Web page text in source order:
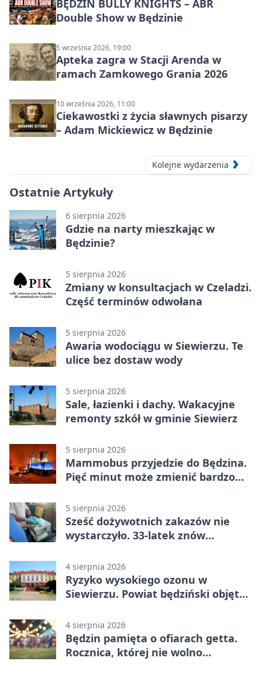
BĘDZIN BULLY KNIGHTS – ABR
Double Show w Będzinie
5 września 2026, 19:00
Apteka zagra w Stacji Arenda w
ramach Zamkowego Grania 2026
10 września 2026, 11:00
Ciekawostki z życia sławnych pisarzy
– Adam Mickiewicz w Będzinie
Kolejne wydarzenia
Ostatnie Artykuły
6 sierpnia 2026
Gdzie na narty mieszkając w
Będzinie?
5 sierpnia 2026
Zmiany w konsultacjach w Czeladzi.
Część terminów odwołana
5 sierpnia 2026
Awaria wodociągu w Siewierzu. Te
ulice bez dostaw wody
5 sierpnia 2026
Sale, łazienki i dachy. Wakacyjne
remonty szkół w gminie Siewierz
5 sierpnia 2026
Mammobus przyjedzie do Będzina.
Pięć minut może zmienić bardzo
5 sierpnia 2026
Sześć dożywotnich zakazów nie
wystarczyło. 33-latek znów
4 sierpnia 2026
Ryzyko wysokiego ozonu w
Siewierzu. Powiat będziński objęty
4 sierpnia 2026
Będzin pamięta o ofiarach getta.
Rocznica, której nie wolno